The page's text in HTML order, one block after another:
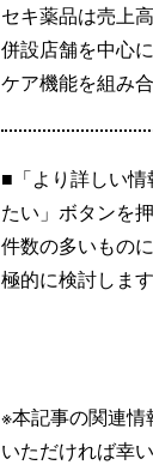
セキ薬品は売上
併設店舗を中心
ケア機能を組み
■「より詳しい
たい」ボタンを
件数の多いもの
極的に検討します
※本記事の関連
いただければ幸